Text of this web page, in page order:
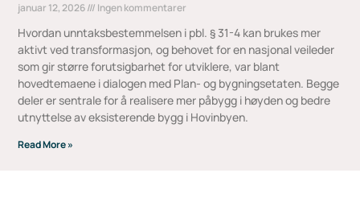
januar 12, 2026 Ingen kommentarer
Hvordan unntaksbestemmelsen i pbl. § 31-4 kan brukes mer
aktivt ved transformasjon, og behovet for en nasjonal veileder
som gir større forutsigbarhet for utviklere, var blant
hovedtemaene i dialogen med Plan- og bygningsetaten. Begge
deler er sentrale for å realisere mer påbygg i høyden og bedre
utnyttelse av eksisterende bygg i Hovinbyen.
Read More »